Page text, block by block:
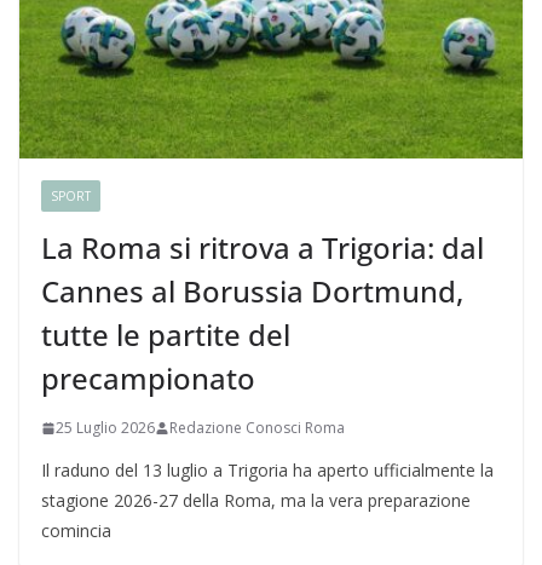
SPORT
La Roma si ritrova a Trigoria: dal
Cannes al Borussia Dortmund,
tutte le partite del
precampionato
25 Luglio 2026 Redazione Conosci Roma
Il raduno del 13 luglio a Trigoria ha aperto ufficialmente la
stagione 2026-27 della Roma, ma la vera preparazione
comincia